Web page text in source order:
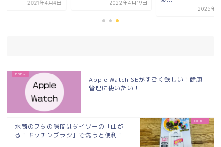
2021年4月4日 2022年4月19日
2025年7月6日
Apple Watch SEがすごく欲しい！健康
管理に使いたい！
水筒のフタの隙間はダイソーの「曲が
る！キッチンブラシ」で洗うと便利！